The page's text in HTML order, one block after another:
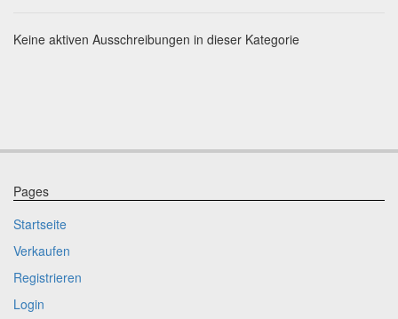
Keine aktiven Ausschreibungen in dieser Kategorie
Pages
Startseite
Verkaufen
Registrieren
Login